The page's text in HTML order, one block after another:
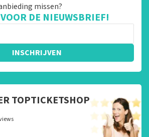
missen?
DE NIEUWSBRIEF!
INSCHRIJVEN
TOPTICKETSHOP